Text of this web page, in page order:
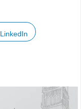
LinkedIn